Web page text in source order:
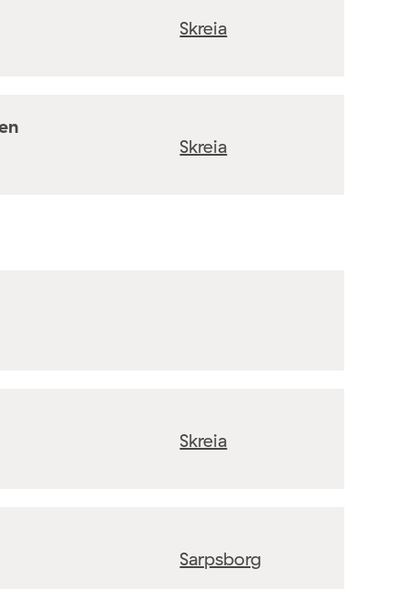
Skreia
Skreia
Skreia
Sarpsborg